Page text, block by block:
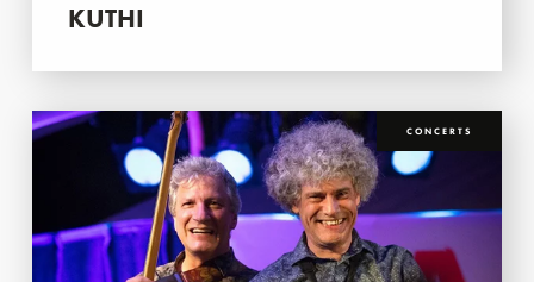
KUTHI
CONCERTS